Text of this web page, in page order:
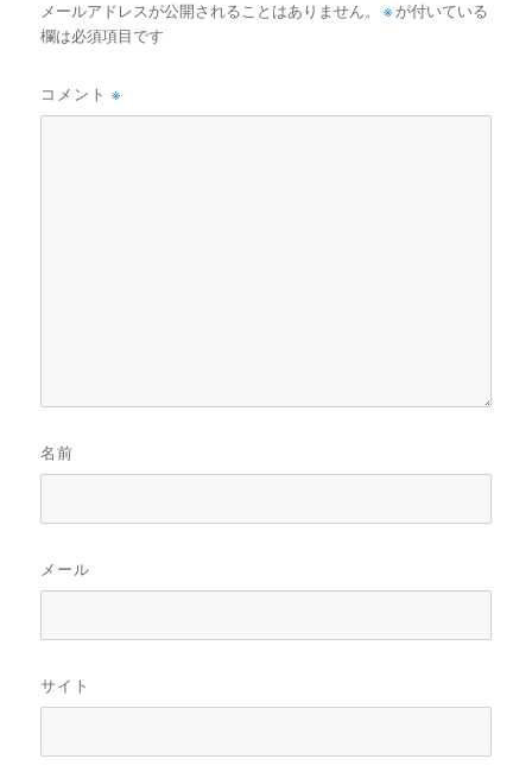
メールアドレスが公開されることはありません。 ※が付いている
欄は必須項目です
コメント※
名前
メール
サイト